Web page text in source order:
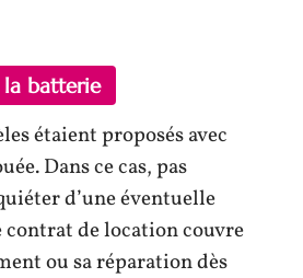
batterie
étaient proposés avec
Dans ce cas, pas
d’une éventuelle
contrat de location couvre
ou sa réparation dès